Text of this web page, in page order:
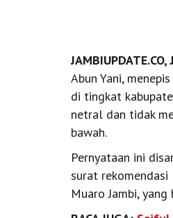
Abun Yani,
di tingkat
netral dan tidak
bawah.
Pernyataan ini
surat rekomendasi
Muaro Jambi,